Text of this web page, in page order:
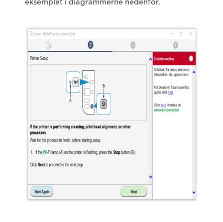
eksemplet i diagrammerne nedenfor.